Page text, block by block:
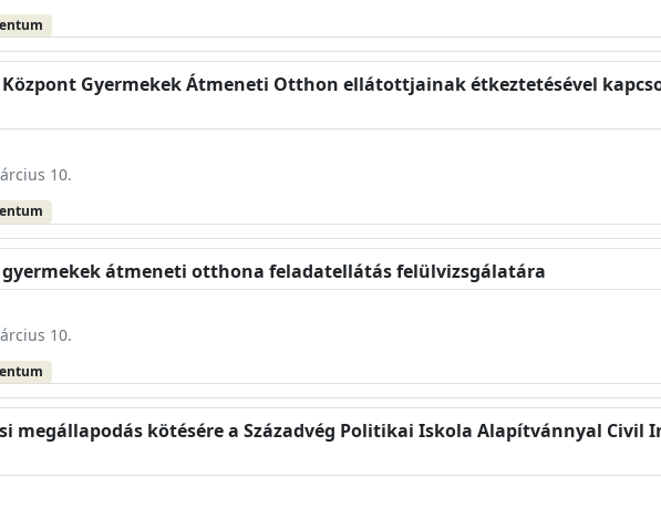
Gyermekek Átmeneti Otthon ellátottjainak étkeztetésével
10.
gyermekek átmeneti otthona feladatellátás felülvizsgálatára
10.
megállapodás kötésére a Századvég Politikai Iskola Alapítvánnyal Civil